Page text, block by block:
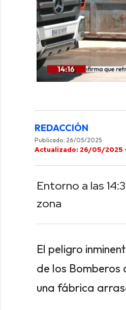
0
minute,
secondsVolume
0%
REDACCIÓN
Publicado: 26/05/2025
Actualizado: 26/05/2025 ·
Entorno a las
zona
El peligro
de los Bomberos
una fábrica